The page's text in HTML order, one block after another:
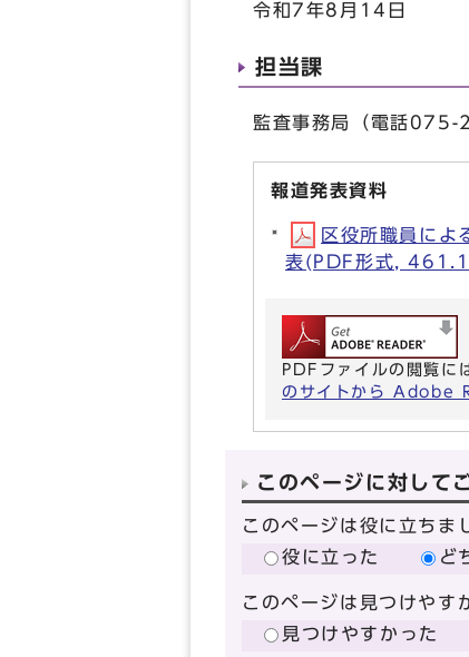
令和7年8月14日
担当課
監査事務局（電話
報道発表資料
区役所職員によ
表(PDF形式,
PDFファイルの閲覧
のサイトから Adobe
このページに対して
このページは役に立ちま
役に立った
ど
このページは見つけやす
見つけやすかった